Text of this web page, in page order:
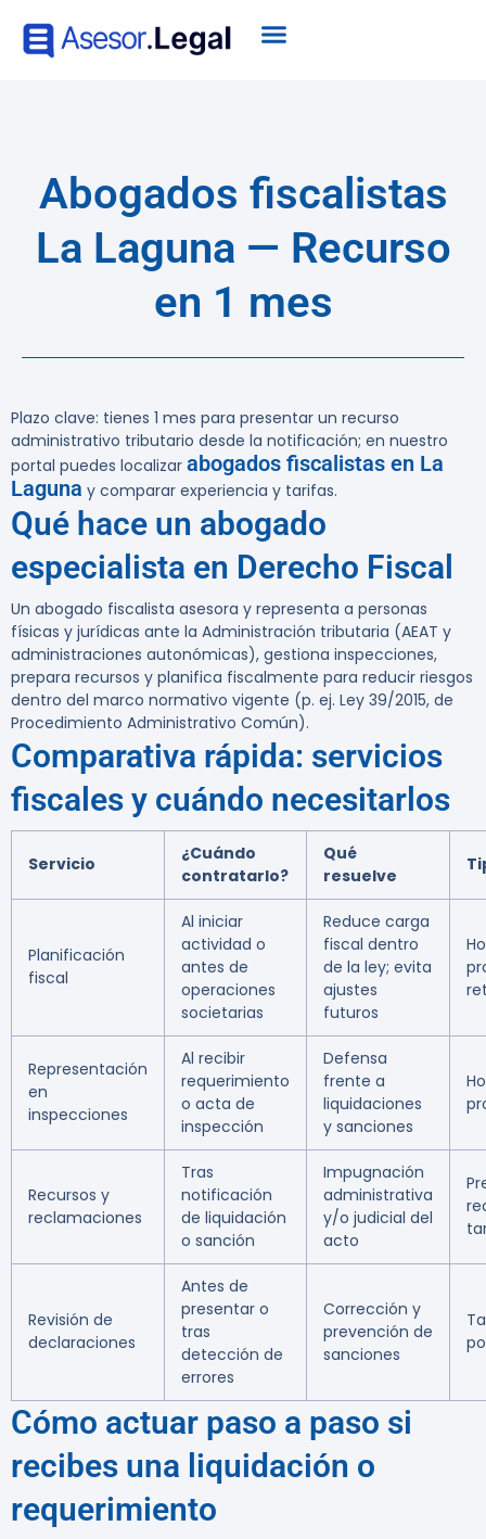
Abogados fiscalistas
La Laguna — Recurso
en 1 mes
Plazo clave: tienes 1 mes para presentar un recurso
administrativo tributario desde la notificación; en nuestro
portal puedes localizar abogados fiscalistas en La
Laguna y comparar experiencia y tarifas.
Qué hace un abogado
especialista en Derecho Fiscal
Un abogado fiscalista asesora y representa a personas
físicas y jurídicas ante la Administración tributaria (AEAT y
administraciones autonómicas), gestiona inspecciones,
prepara recursos y planifica fiscalmente para reducir riesgos
dentro del marco normativo vigente (p. ej. Ley 39/2015, de
Procedimiento Administrativo Común).
Comparativa rápida: servicios
fiscales y cuándo necesitarlos
Servicio
¿Cuándo
contratarlo?
Qué
resuelve
Planificación
fiscal
Al iniciar
actividad o
antes de
operaciones
societarias
Reduce carga
fiscal dentro
de la ley; evita
ajustes
futuros
Representación
en
inspecciones
Al recibir
requerimiento
o acta de
inspección
Defensa
frente a
liquidaciones
y sanciones
Recursos y
reclamaciones
Tras
notificación
de liquidación
o sanción
Impugnación
administrativa
y/o judicial del
acto
Revisión de
declaraciones
Antes de
presentar o
tras
detección de
errores
Corrección y
prevención de
sanciones
Cómo actuar paso a paso si
recibes una liquidación o
requerimiento